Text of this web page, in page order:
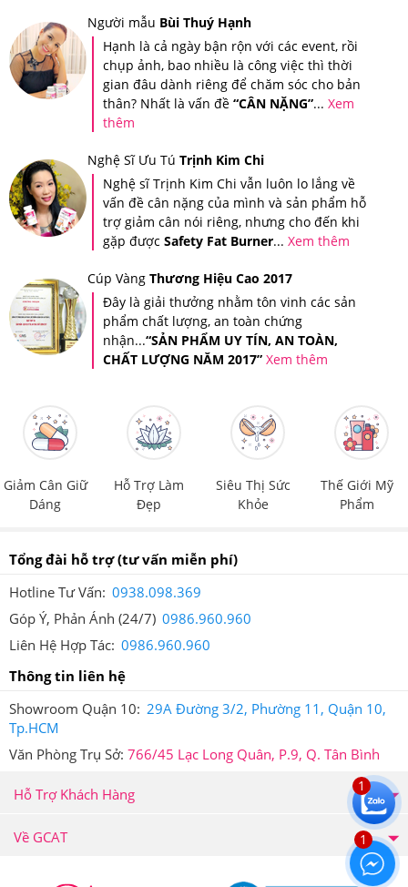
Tin nhắn xác thực sản phẩm khi bạn mua hàng tại Hệ thống
Giảm Cân An Toàn
chống giả riêng của Hệ thống trên tất cả sản phẩm để
quý khách hàng có thể đảm bảo quyền lợi của người tiêu
dùng.
Tem chống giả của Giảm Cân An Toàn
6.Viên Giảm Cân Tiêu Mỡ Nhanh Kracie EKT62
Của Nhật Bản Mua hàng tại Giảm Cân An Toàn
có ưu đãi gì?
Sản Phẩm Viên Giảm Cân Tiêu Mỡ Nhanh Kracie EKT62
Của Nhật Bản đang được bán kèm với rất nhiều quà tặng
giá trị. Hãy liên hệ ngay với Hệ Thống Giảm Cân An Toàn
để cập nhật thông tin quà tặng mới.
Hiện Sản Phẩm Viên Giảm Cân Tiêu Mỡ Nhanh Kracie
Người mẫu Bùi Thuý Hạnh
Hạnh là cả ngày bận rộn với các event, rồi
chụp ảnh, bao nhiều là công việc thì thời
gian đâu dành riêng để chăm sóc cho bản
thân? Nhất là vấn đề “CÂN NẶNG”... Xem
thêm
Nghệ Sĩ Ưu Tú Trịnh Kim Chi
Nghệ sĩ Trịnh Kim Chi vẫn luôn lo lắng về
vấn đề cân nặng của mình và sản phẩm hỗ
trợ giảm cân nói riêng, nhưng cho đến khi
gặp được Safety Fat Burner... Xem thêm
Cúp Vàng Thương Hiệu Cao 2017
Đây là giải thưởng nhằm tôn vinh các sản
phẩm chất lượng, an toàn chứng
nhận...“SẢN PHẨM UY TÍN, AN TOÀN,
CHẤT LƯỢNG NĂM 2017” Xem thêm
Giảm Cân Giữ
Dáng
Hỗ Trợ Làm
Đẹp
Siêu Thị Sức
Khỏe
Thế Giới Mỹ
Phẩm
Tổng đài hỗ trợ(tư vấn miễn phí)
Hotline Tư Vấn: 0938.098.369
Góp Ý, Phản Ánh (24/7) 0986.960.960
Liên Hệ Hợp Tác: 0986.960.960
Thông tin liên hệ
Showroom Quận 10: 29A Đường 3/2, Phường 11, Quận 10,
Tp.HCM
Văn Phòng Trụ Sở: 766/45 Lạc Long Quân, P.9, Q. Tân Bình
Hỗ Trợ Khách Hàng
Về GCAT 1
1